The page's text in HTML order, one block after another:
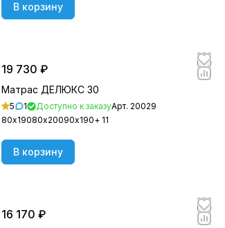
В корзину
19 730 ₽
Матрас ДЕЛЮКС 30
5 1 Доступно к заказуАрт. 20029
80х19080х20090х190+ 11
В корзину
16 170 ₽